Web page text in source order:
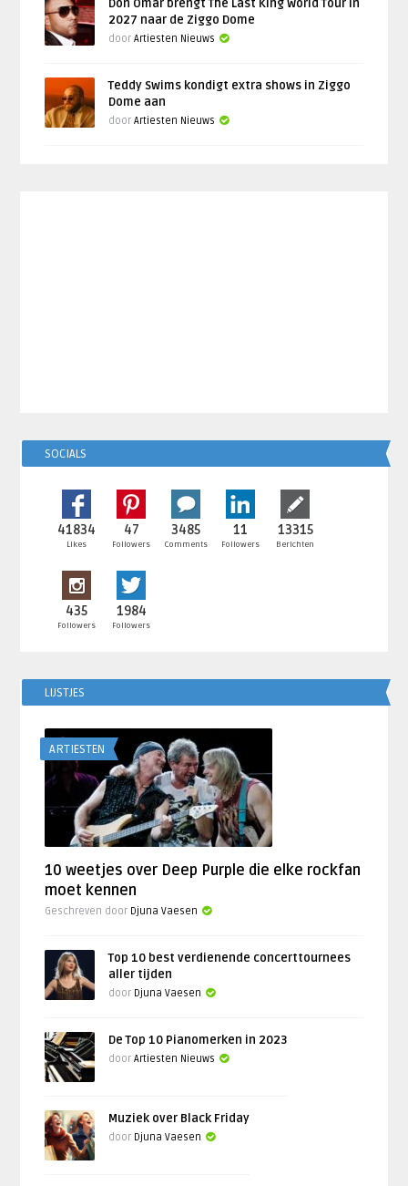
Don Omar brengt The Last King World Tour in
2027 naar de Ziggo Dome
doorArtiesten Nieuws
Teddy Swims kondigt extra shows in Ziggo
Dome aan
doorArtiesten Nieuws
SOCIALS
41834
Likes
47
Followers
3485
Comments
11
Followers
13315
Berichten
435
Followers
1984
Followers
LIJSTJES
ARTIESTEN
10 weetjes over Deep Purple die elke rockfan
moet kennen
Geschreven door Djuna Vaesen
Top 10 best verdienende concerttournees
aller tijden
door Djuna Vaesen
De Top 10 Pianomerken in 2023
doorArtiesten Nieuws
Muziek over Black Friday
door Djuna Vaesen